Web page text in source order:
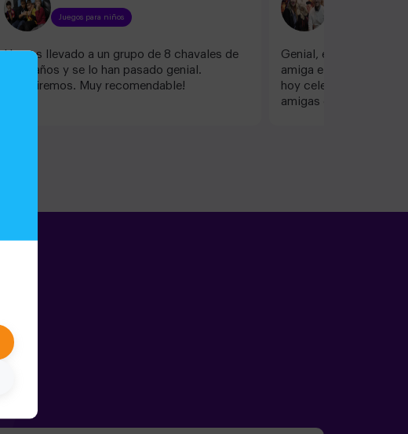
Juegos para niños
Hemos llevado a un grupo de 8 chavales de
once años y se lo han pasado genial.
Repetiremos. Muy recomendable!
Genial, en diciembre
amiga e hicimos
hoy celebré mi
amigas e hicimos